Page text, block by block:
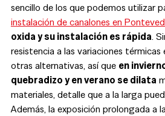
sencillo de los que podemos utilizar
instalación de canalones en
oxida y su instalación es rápida.
resistencia a las variaciones
otras alternativas, así que en
quebradizo y en verano se dilata
materiales, detalle que a la larga
Además, la exposición prolongada a